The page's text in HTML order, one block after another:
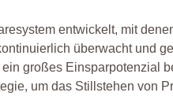
entwickelt, mit
überwacht und
großes Einsparpotenzial
um das Stillstehen von